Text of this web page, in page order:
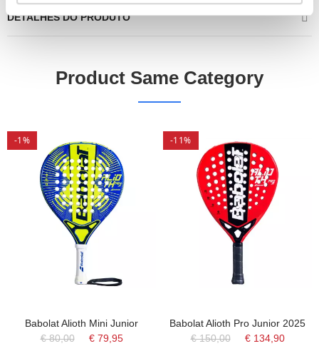
DETALHES DO PRODUTO
Product Same Category
-1%
Babolat Alioth Mini Junior
€ 80,00
€ 79,95
-11%
Babolat Alioth Pro Junior 2025
€ 150,00
€ 134,90